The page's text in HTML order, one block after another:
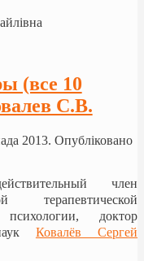
(все 10
С.В.
2013. Опубліковано
член
терапевтической
доктор
Ковалёв Сергей